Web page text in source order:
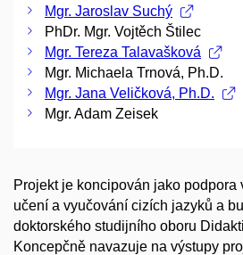
Mgr. Jaroslav Suchý
PhDr. Mgr. Vojtěch Štilec
Mgr. Tereza Talavašková
Mgr. Michaela Trnová, Ph.D.
Mgr. Jana Veličková, Ph.D.
Mgr. Adam Zeisek
Projekt je koncipován jako podpora
učení a vyučování cizích jazyků a
doktorského studijního oboru
Koncepčně navazuje na výstupy